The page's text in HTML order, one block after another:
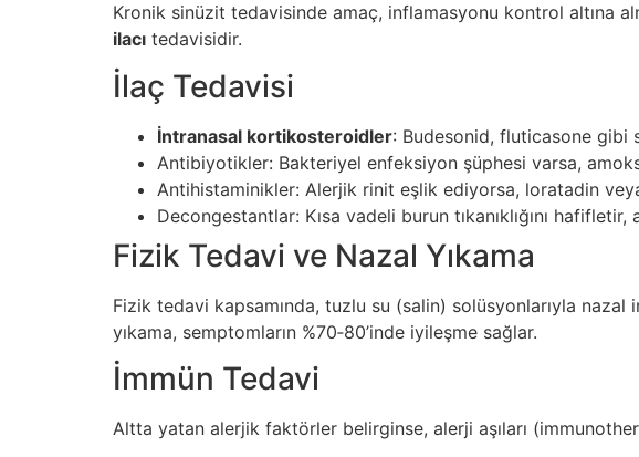
Kronik sinüzit tedavisinde amaç, inflamasyonu kontrol altına
ilacı tedavisidir.
İlaç Tedavisi
İntranasal kortikosteroidler: Budesonid, fluticasone gibi
Antibiyotikler: Bakteriyel enfeksiyon şüphesi varsa,
Antihistaminikler: Alerjik rinit eşlik ediyorsa, loratadin
Decongestantlar: Kısa vadeli burun tıkanıklığını
Fizik Tedavi ve Nazal Yıkama
Fizik tedavi kapsamında, tuzlu su (salin) solüsyonlarıyla
yıkama, semptomların %70‑80’inde iyileşme sağlar.
İmmün Tedavi
Altta yatan alerjik faktörler belirginse, alerji aşıları